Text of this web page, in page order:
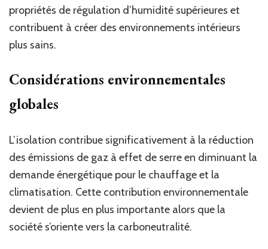
propriétés de régulation d’humidité supérieures et
contribuent à créer des environnements intérieurs
plus sains.
Considérations environnementales
globales
L’isolation contribue significativement à la réduction
des émissions de gaz à effet de serre en diminuant la
demande énergétique pour le chauffage et la
climatisation. Cette contribution environnementale
devient de plus en plus importante alors que la
société s’oriente vers la carboneutralité.